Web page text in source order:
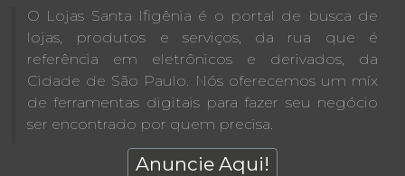
O Lojas Santa Ifigênia é o portal de busca de
lojas, produtos e serviços, da rua que é
referência em eletrônicos e derivados, da
Cidade de São Paulo. Nós oferecemos um míx
de ferramentas digitais para fazer seu negócio
ser encontrado por quem precisa.
Anuncie Aqui!